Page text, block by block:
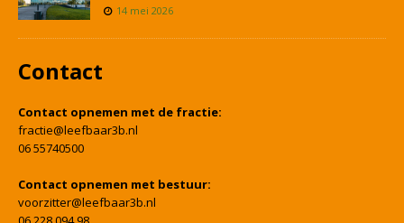
14 mei 2026
Contact
Contact opnemen met de fractie:
fractie@leefbaar3b.nl
06 55740500
Contact opnemen met bestuur:
voorzitter@leefbaar3b.nl